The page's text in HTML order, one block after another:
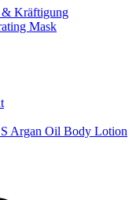
& Kräftigung
Mask
Argan Oil Body Lotion